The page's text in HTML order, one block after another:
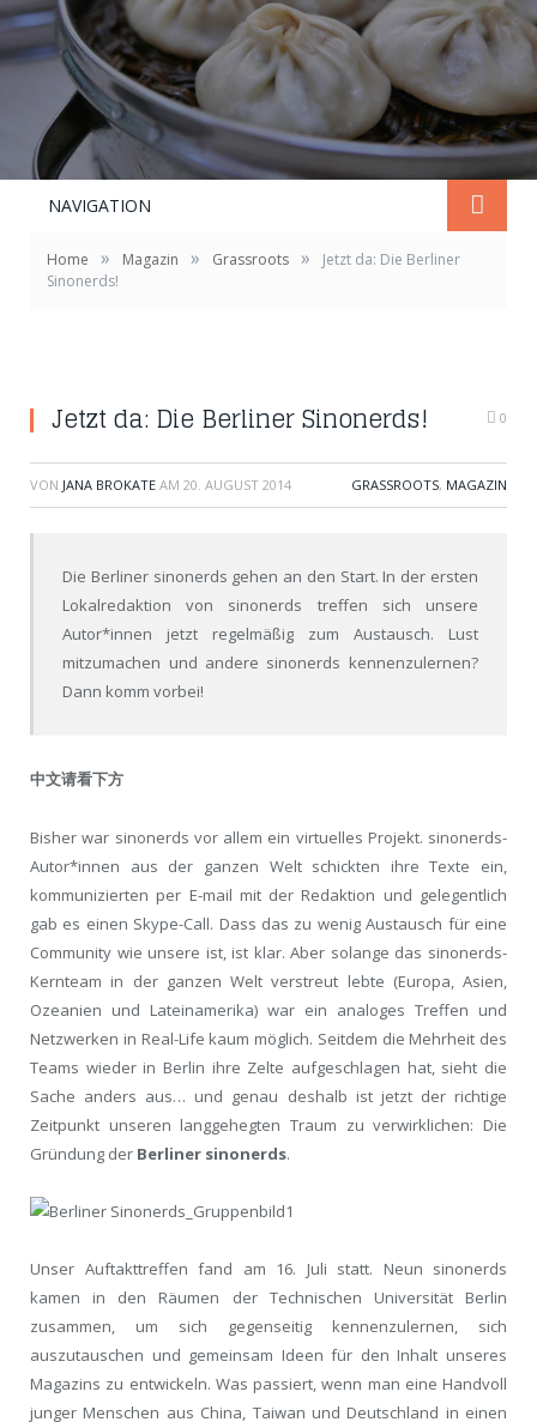
NAVIGATION
Home » Magazin » Grassroots »
Jetzt da: Die Berliner
Sinonerds!
Jetzt da: Die Berliner Sinonerds! 0
VON JANA BROKATE AM 20. AUGUST 2014 GRASSROOTS, MAGAZIN
Die Berliner sinonerds gehen an den Start. In der ersten
Lokalredaktion von sinonerds treffen sich unsere
Autor*innen jetzt regelmäßig zum Austausch. Lust
mitzumachen und andere sinonerds kennenzulernen?
Dann komm vorbei!
中文请看下方
Bisher war sinonerds vor allem ein virtuelles Projekt. sinonerds-
Autor*innen aus der ganzen Welt schickten ihre Texte ein,
kommunizierten per E-mail mit der Redaktion und gelegentlich
gab es einen Skype-Call. Dass das zu wenig Austausch für eine
Community wie unsere ist, ist klar. Aber solange das sinonerds-
Kernteam in der ganzen Welt verstreut lebte (Europa, Asien,
Ozeanien und Lateinamerika) war ein analoges Treffen und
Netzwerken in Real-Life kaum möglich. Seitdem die Mehrheit des
Teams wieder in Berlin ihre Zelte aufgeschlagen hat, sieht die
Sache anders aus… und genau deshalb ist jetzt der richtige
Zeitpunkt unseren langgehegten Traum zu verwirklichen: Die
Gründung der Berliner sinonerds.
Unser Auftakttreffen fand am 16. Juli statt. Neun sinonerds
kamen in den Räumen der Technischen Universität Berlin
zusammen, um sich gegenseitig kennenzulernen, sich
auszutauschen und gemeinsam Ideen für den Inhalt unseres
Magazins zu entwickeln. Was passiert, wenn man eine Handvoll
junger Menschen aus China, Taiwan und Deutschland in einen